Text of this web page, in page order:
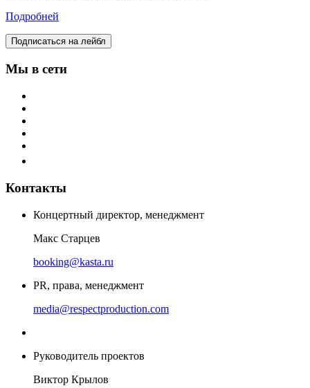
Подробней
Подписаться на лейбл
Мы в сети
Контакты
Концертный директор, менеджмент
Макс Старцев
booking@kasta.ru
PR, права, менеджмент
media@respectproduction.com
Руководитель проектов
Виктор Крылов